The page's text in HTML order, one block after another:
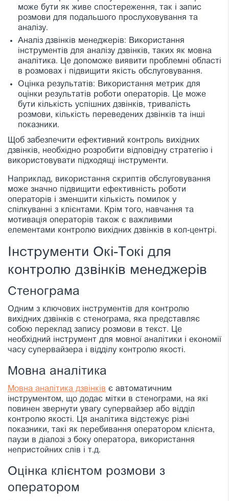
може бути як живе спостереження, так і запис
розмови для подальшого прослуховування та
аналізу.
Аналіз дзвінків менеджерів: Використання
інструментів для аналізу дзвінків, таких як мовна
аналітика. Це допоможе виявити проблемні області
в розмовах і підвищити якість обслуговування.
Оцінка результатів: Використання метрик для
оцінки результатів роботи операторів. Це може
бути кількість успішних дзвінків, тривалість
розмови, кількість переведених дзвінків та інші
показники.
Щоб забезпечити ефективний контроль вихідних
дзвінків, необхідно розробити відповідну стратегію і
використовувати підходящі інструменти.
Наприклад, використання скриптів обслуговування
може значно підвищити ефективність роботи
операторів і зменшити кількість помилок у
спілкуванні з клієнтами. Крім того, навчання та
мотивація операторів також є важливими
елементами контролю вихідних дзвінків в кол-центрі.
Інструменти Окі-Токі для
контролю дзвінків менеджерів
Стенограма
Одним з ключових інструментів для контролю
вихідних дзвінків є стенограма, яка представляє
собою переклад запису розмови в текст. Це
необхідний інструмент для мовної аналітики і економії
часу супервайзера і відділу контролю якості.
Мовна аналітика
Мовна аналітика дзвінків є автоматичним
інструментом, що додає мітки в стенограми, на які
повинен звернути увагу супервайзер або відділ
контролю якості. Ця аналітика відстежує різні
показники, такі як перебивання оператором клієнта,
паузи в діалозі з боку оператора, використання
непристойних слів і т.д.
Оцінка клієнтом розмови з
оператором